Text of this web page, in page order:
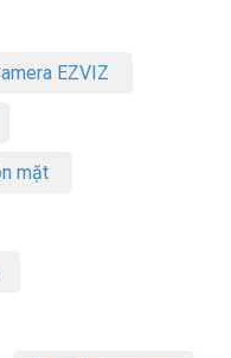
EZVIZ
mặt